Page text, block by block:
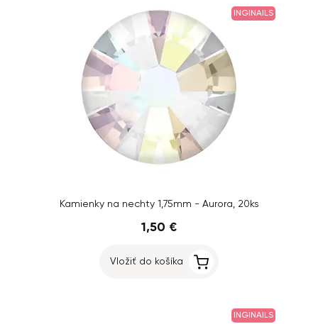
INGINAILS
Kamienky na nechty 1,75mm - Aurora, 20ks
1,50 €
Vložiť do košíka
INGINAILS